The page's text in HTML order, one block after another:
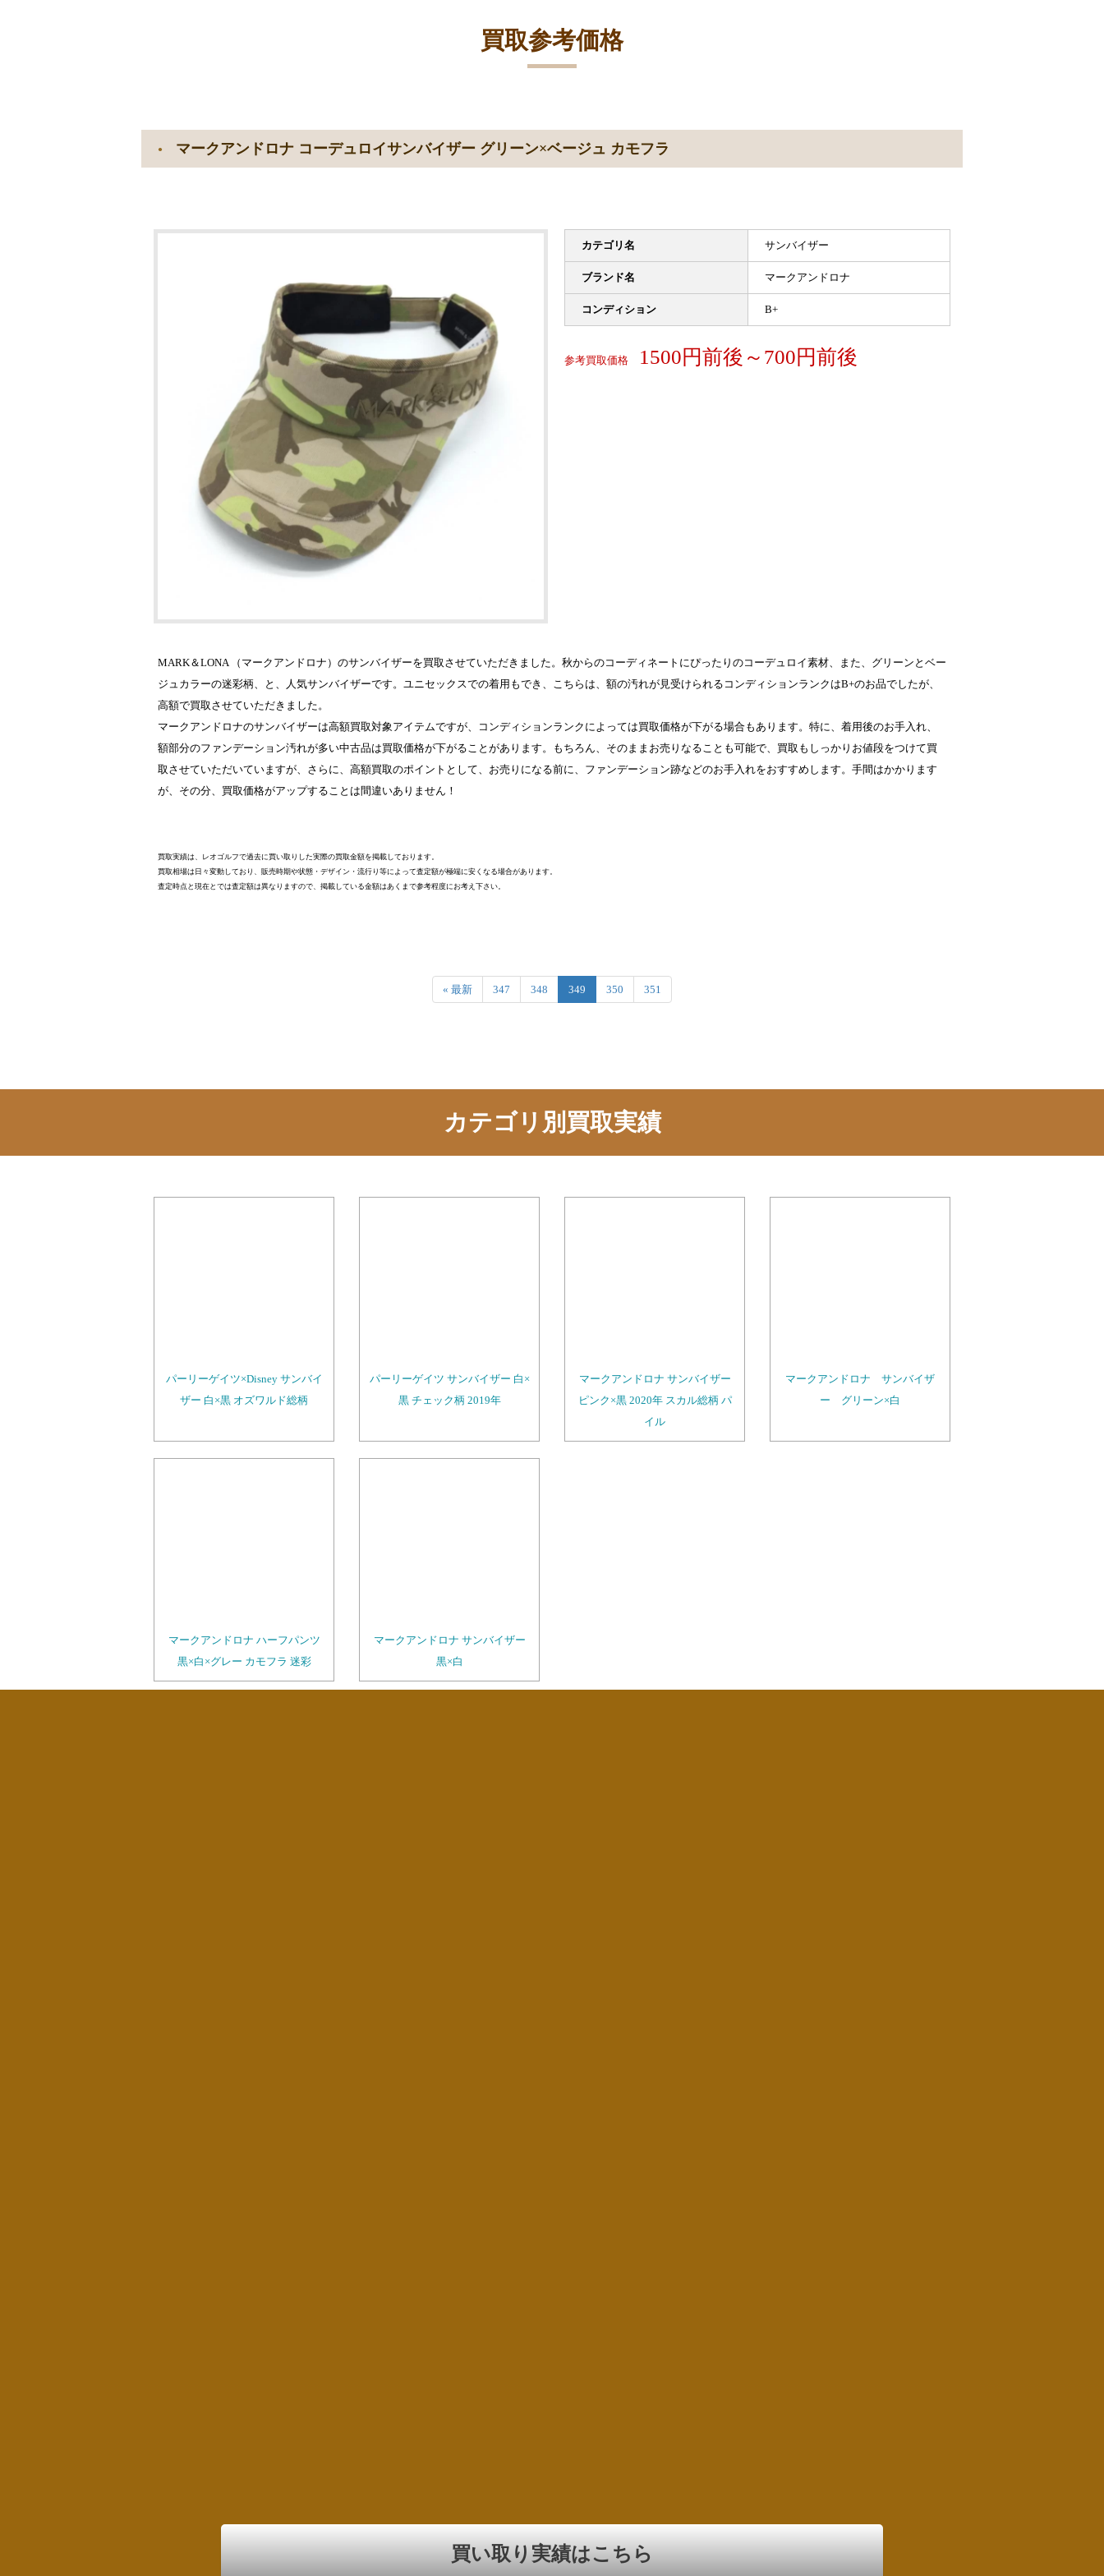
買取参考価格
マークアンドロナ コーデュロイサンバイザー グリーン×ベージュ カモフラ
カテゴリ名 サンバイザー
ブランド名 マークアンドロナ
コンディション B+
参考買取価格 1500円前後～700円前後
MARK＆LONA （マークアンドロナ）のサンバイザーを買取させていただきました。秋からのコーディネートにぴったりのコーデュロイ素材、また、グリーンとベー
ジュカラーの迷彩柄、と、人気サンバイザーです。ユニセックスでの着用もでき、こちらは、額の汚れが見受けられるコンディションランクはB+のお品でしたが、
高額で買取させていただきました。
マークアンドロナのサンバイザーは高額買取対象アイテムですが、コンディションランクによっては買取価格が下がる場合もあります。特に、着用後のお手入れ、
額部分のファンデーション汚れが多い中古品は買取価格が下がることがあります。もちろん、そのままお売りなることも可能で、買取もしっかりお値段をつけて買
取させていただいていますが、さらに、高額買取のポイントとして、お売りになる前に、ファンデーション跡などのお手入れをおすすめします。手間はかかります
が、その分、買取価格がアップすることは間違いありません！
買取実績は、レオゴルフで過去に買い取りした実際の買取金額を掲載しております。
買取相場は日々変動しており、販売時期や状態・デザイン・流行り等によって査定額が極端に安くなる場合があります。
査定時点と現在とでは査定額は異なりますので、掲載している金額はあくまで参考程度にお考え下さい。
« 最新 347 348 349 350 351
カテゴリ別買取実績
パーリーゲイツ×Disney サンバイ
ザー 白×黒 オズワルド総柄
パーリーゲイツ サンバイザー 白×
黒 チェック柄 2019年
マークアンドロナ サンバイザー
ピンク×黒 2020年 スカル総柄 パ
イル
マークアンドロナ サンバイザ
ー グリーン×白
マークアンドロナ ハーフパンツ
黒×白×グレー カモフラ 迷彩
マークアンドロナ サンバイザー
黒×白
買い取り実績はこちら